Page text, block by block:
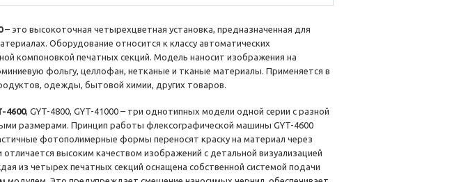
– это высокоточная четырехцветная установка, предназначенная для
Оборудование относится к классу автоматических
компоновкой печатных секций. Модель наносит изображения на
фольгу, целлофан, нетканые и тканые материалы. Применяется в
одежды, бытовой химии, других товаров.
4600, GYT-4800, GYT-41000 – три однотипных модели одной серии с разной
размерами. Принцип работы флексографической машины GYT-4600
фотополимерные формы переносят краску на материал через
высоким качеством изображений с детальной визуализацией
из четырех печатных секций оснащена собственной системой подачи